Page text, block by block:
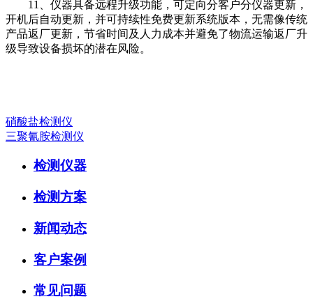
11、仪器具备远程升级功能，可定向分客户分仪器更新，
开机后自动更新，并可持续性免费更新系统版本，无需像传统
产品返厂更新，节省时间及人力成本并避免了物流运输返厂升
级导致设备损坏的潜在风险。
硝酸盐检测仪
三聚氰胺检测仪
检测仪器
检测方案
新闻动态
客户案例
常见问题